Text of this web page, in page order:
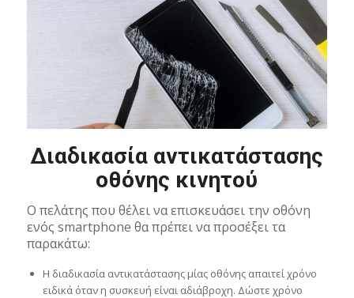
Διαδικασία αντικατάστασης
οθόνης κινητού
Ο πελάτης που θέλει να επισκευάσει την οθόνη
ενός smartphone θα πρέπει να προσέξει τα
παρακάτω:
Η διαδικασία αντικατάστασης μίας οθόνης απαιτεί χρόνο
ειδικά όταν η συσκευή είναι αδιάβροχη. Δώστε χρόνο